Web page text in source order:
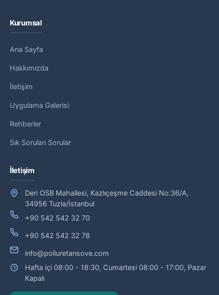
Kurumsal
Ana Sayfa
Hakkımızda
İletişim
Uygulama Galerisi
Rehberler
Sık Sorulan Sorular
İletişim
Deri OSB Mahallesi, Kazlıçeşme Caddesi No:36/A,
34956 Tuzla/İstanbul
+90 542 542 32 70
+90 542 542 32 78
info@poliuretansove.com
Hafta içi 08:00 - 18:30, Cumartesi 08:00 - 17:00, Pazar
Kapalı